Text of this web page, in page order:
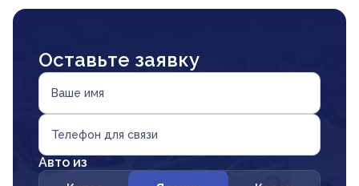
Оставьте заявку
Ваше имя
Телефон для связи
Авто из